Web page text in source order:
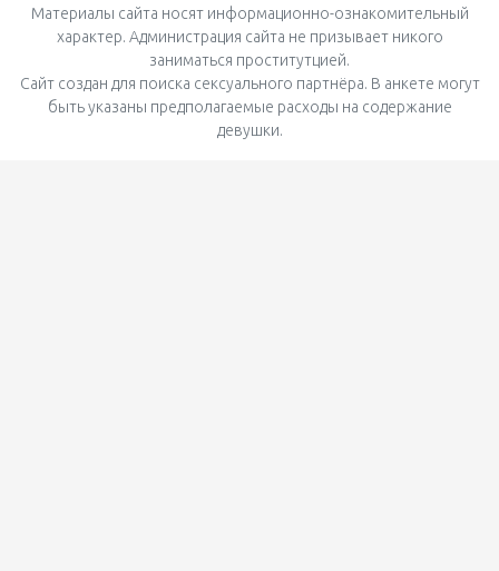
Материалы сайта носят информационно-ознакомительный
характер. Администрация сайта не призывает никого
заниматься проститутцией.
Сайт создан для поиска сексуального партнёра. В анкете могут
быть указаны предполагаемые расходы на содержание
девушки.